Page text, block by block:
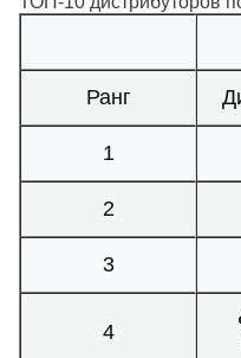
Ранг
1
2
3
4